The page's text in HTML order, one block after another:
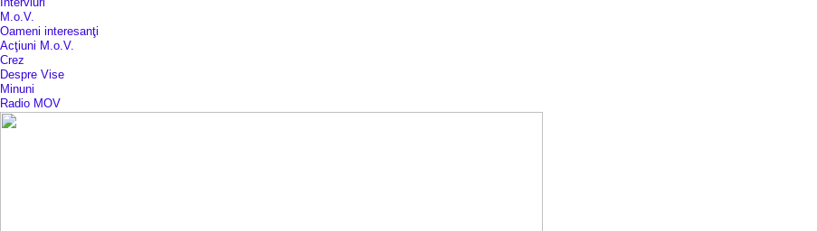
M.o.V.
Oameni interesanţi
Acţiuni M.o.V.
Crez
Despre Vise
Minuni
Radio MOV